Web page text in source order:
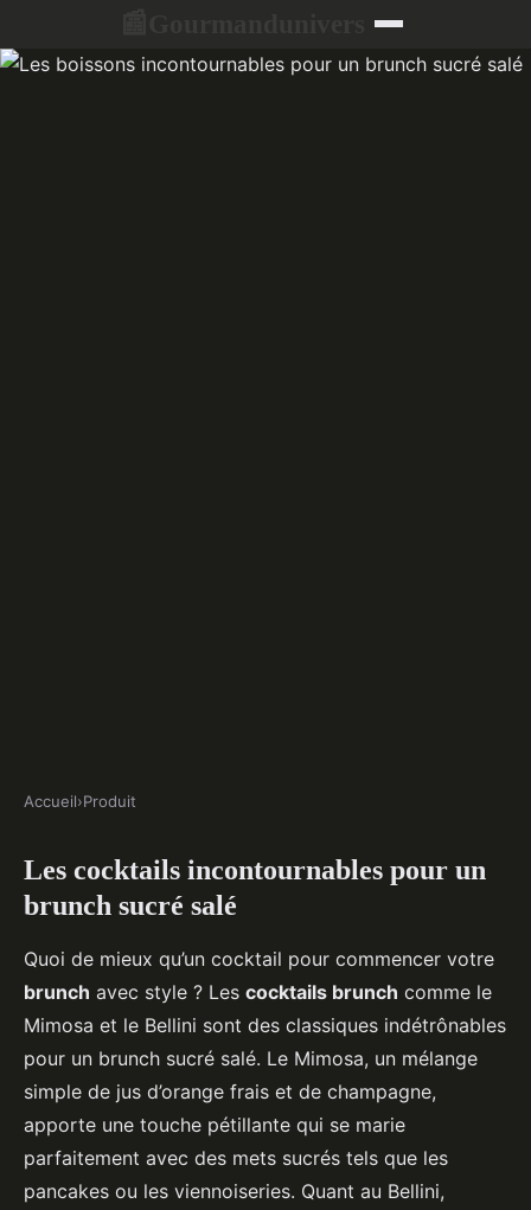
Les boissons incontournables
pour un brunch sucré salé
Noah •25 mars 2025•5 min de lecture
Accueil›Produit
Les cocktails incontournables pour un
brunch sucré salé
Quoi de mieux qu’un cocktail pour commencer votre
brunch avec style ? Les cocktails brunch comme le
Mimosa et le Bellini sont des classiques indétrônables
pour un brunch sucré salé. Le Mimosa, un mélange
simple de jus d’orange frais et de champagne,
apporte une touche pétillante qui se marie
parfaitement avec des mets sucrés tels que les
pancakes ou les viennoiseries. Quant au Bellini,